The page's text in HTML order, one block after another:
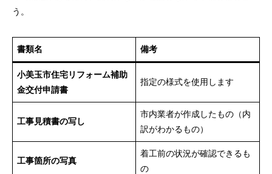
う。
書類名 備考
小美玉市住宅リフォーム補助
金交付申請書
指定の様式を使用します
工事見積書の写し
市内業者が作成したもの（内
訳がわかるもの）
工事箇所の写真
着工前の状況が確認できるも
の